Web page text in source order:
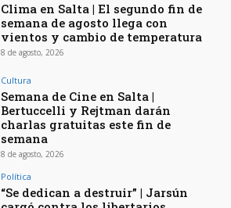
Clima en Salta | El segundo fin de
semana de agosto llega con
vientos y cambio de temperatura
8 de agosto, 2026
Cultura
Semana de Cine en Salta |
Bertuccelli y Rejtman darán
charlas gratuitas este fin de
semana
8 de agosto, 2026
Política
“Se dedican a destruir” | Jarsún